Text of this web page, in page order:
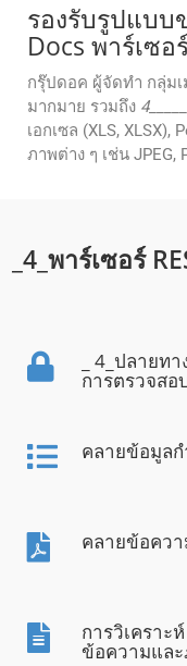
รองรับรูปแบบ
Docs พาร์เซอ
กรุ๊ปดอค ผู้จัดทํา กลุ่ม
มากมาย รวมถึง 4
เอกเซล (XLS, XLSX),
ภาพต่าง ๆ เช่น JPEG,
_4_พาร์เซอร์
_ 4_ปลาย
การตรวจสอ
คลายข้อมูลกํ
คลายข้อควา
การวิเคราะ
ข้อความแล